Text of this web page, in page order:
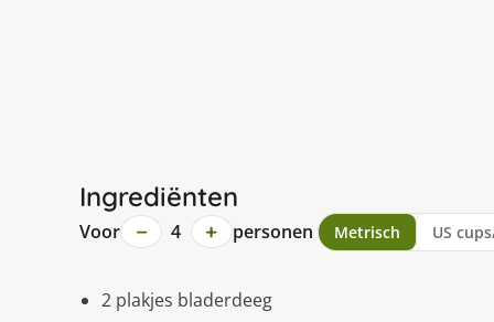
Ingrediënten
Voor − 4 + personen Metrisch US
2 plakjes bladerdeeg